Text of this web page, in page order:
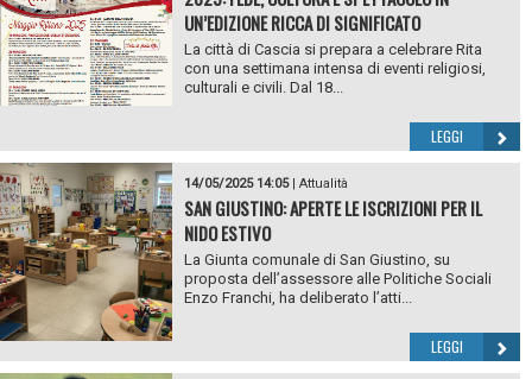
UN’EDIZIONE RICCA DI SIGNIFICATO
La città di Cascia si prepara a celebrare Rita
con una settimana intensa di eventi religiosi,
culturali e civili. Dal 18...
LEGGI
14/05/2025 14:05| Attualità
SAN GIUSTINO: APERTE LE ISCRIZIONI PER IL
NIDO ESTIVO
La Giunta comunale di San Giustino, su
proposta dell’assessore alle Politiche Sociali
Enzo Franchi, ha deliberato l’atti...
LEGGI